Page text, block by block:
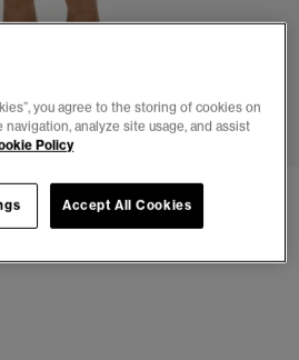
4 5 6 7 8
Cargo Corte Relajado
de
you agree to the storing of cookies on
analyze site usage, and assist
Policy
Accept All Cookies